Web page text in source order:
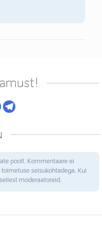
poolt. Kommentaare ei
seisukohtadega. Kui
moderaatoreid.